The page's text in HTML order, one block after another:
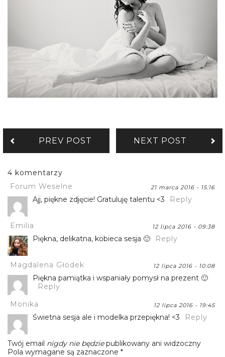
PREV POST NEXT POST
4 komentarzy
Forum Weselne
21 marca 2016 - 15:16
Ajj, piękne zdjęcie! Gratuluję talentu <3 Reply
Emilia 12 lipca 2016 - 09:38
Piękna, delikatna, kobieca sesja 🙂 Reply
Magdalena Głodek 12 lipca 2016 - 10:08
Piękna pamiątka i wspaniały pomysł na prezent 🙂
Reply
Monika
12 lipca 2016 - 19:45
Świetna sesja ale i modelka przepiękna! <3 Reply
Twój email nigdy nie będziepublikowany ani widzoczny
Pola wymagane są zaznaczone *